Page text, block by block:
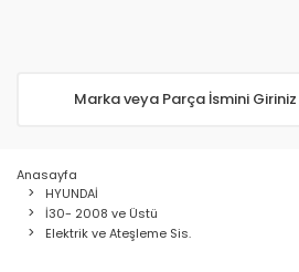
Anasayfa
HYUNDAİ
İ30- 2008 ve Üstü
Elektrik ve Ateşleme Sis.